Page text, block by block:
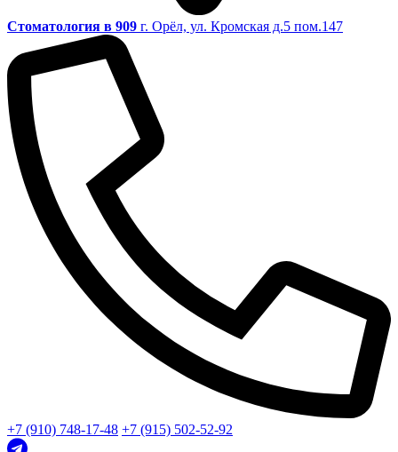
Стоматология в 909 г. Орёл, ул. Кромская д.5 пом.147
+7 (910) 748-17-48 +7 (915) 502-52-92